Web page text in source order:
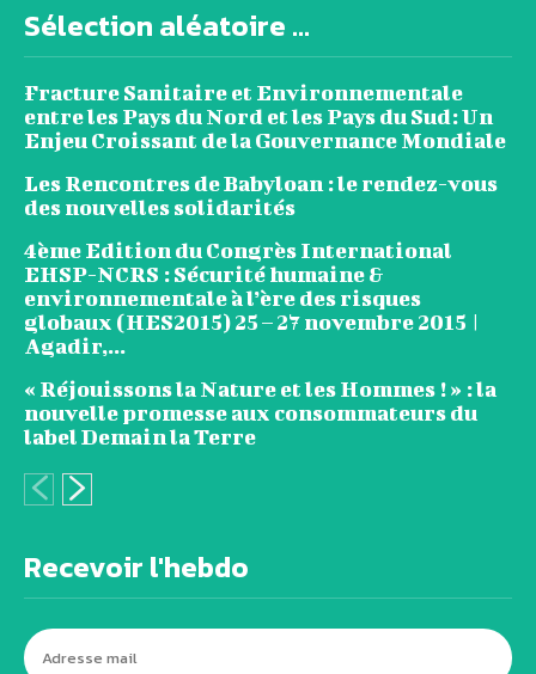
Sélection aléatoire ...
Fracture Sanitaire et Environnementale
entre les Pays du Nord et les Pays du Sud: Un
Enjeu Croissant de la Gouvernance Mondiale
Les Rencontres de Babyloan : le rendez-vous
des nouvelles solidarités
4ème Edition du Congrès International
EHSP-NCRS : Sécurité humaine &
environnementale à l’ère des risques
globaux (HES2015) 25 – 27 novembre 2015 |
Agadir,...
« Réjouissons la Nature et les Hommes ! » : la
nouvelle promesse aux consommateurs du
label Demain la Terre
Recevoir l'hebdo